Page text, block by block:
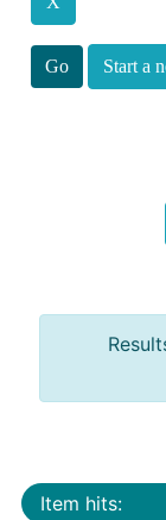
Start a
Item hits: